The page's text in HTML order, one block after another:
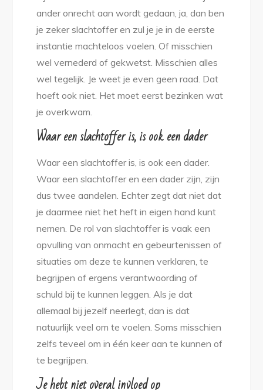
ander onrecht aan wordt gedaan, ja, dan ben
je zeker slachtoffer en zul je je in de eerste
instantie machteloos voelen. Of misschien
wel vernederd of gekwetst. Misschien alles
wel tegelijk. Je weet je even geen raad. Dat
hoeft ook niet. Het moet eerst bezinken wat
je overkwam.
Waar een slachtoffer is, is ook een dader
Waar een slachtoffer is, is ook een dader.
Waar een slachtoffer en een dader zijn, zijn
dus twee aandelen. Echter zegt dat niet dat
je daarmee niet het heft in eigen hand kunt
nemen. De rol van slachtoffer is vaak een
opvulling van onmacht en gebeurtenissen of
situaties om deze te kunnen verklaren, te
begrijpen of ergens verantwoording of
schuld bij te kunnen leggen. Als je dat
allemaal bij jezelf neerlegt, dan is dat
natuurlijk veel om te voelen. Soms misschien
zelfs teveel om in één keer aan te kunnen of
te begrijpen.
Je hebt niet overal invloed op